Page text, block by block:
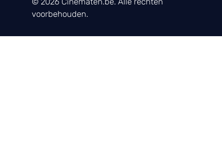
voorbehouden.